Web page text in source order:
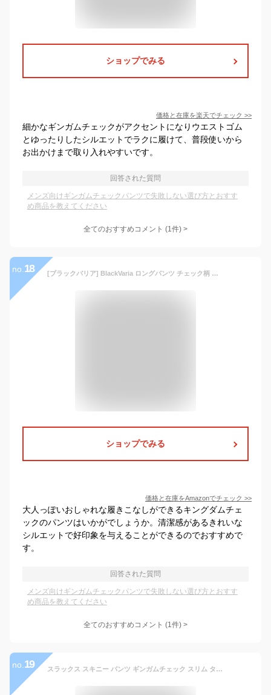
ショップでみる
価格と在庫を楽天でチェック >>
細かなギンガムチェックがアクセントになりウエストゴム
とゆったりしたシルエットでラクに履けて、普段使いから
お出かけまで取り入れやすいです。
回答された質問
メンズ向けギンガムチェックパンツで失敗しない選び方とおすす
め商品を教えてください
全てのおすすめコメント (1件) >
no. 18 [ブラックバリア] BlackVaria ロングパンツ チェック柄 ブーツカット 日本製 ローライズ ボトムス シューカット メンズ グレー灰ギンガムチェック 232101 32
ショップでみる
価格と在庫をAmazonでチェック >>
大人っぽいおしゃれな履きこなしができるキングダムチェ
ックのパンツはいかがでしょうか。清潔感があるきれいな
シルエットで好印象を与えることができるのでおすすめで
す。
回答された質問
メンズ向けギンガムチェックパンツで失敗しない選び方とおすす
め商品を教えてください
全てのおすすめコメント (1件) >
no. 19 スラックス スキニー パンツ ギンガムチェック スリム タイト 春夏 大きいサイズも入荷 ジャケパン ゴルフ 白/黒 薄地